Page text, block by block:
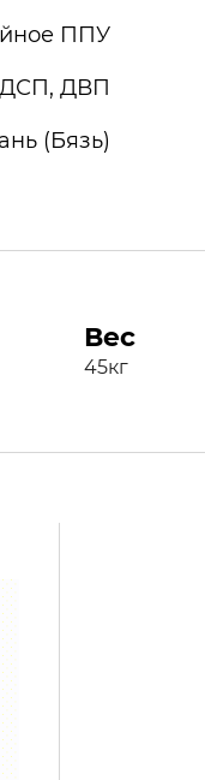
ППУ
ДВП
(Бязь)
Вес
45кг